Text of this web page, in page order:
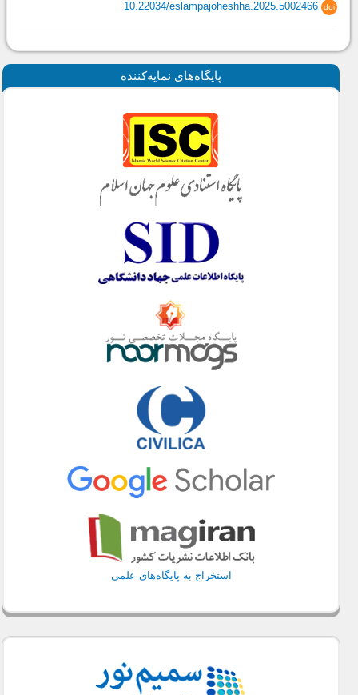
doi
10.22034/eslampajoheshha.2025.5002466
پايگاه‌های نمايه‌كننده
استخراج به پایگاه‌های علمی